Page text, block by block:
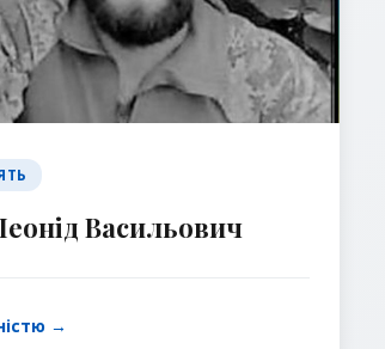
Васильович
→